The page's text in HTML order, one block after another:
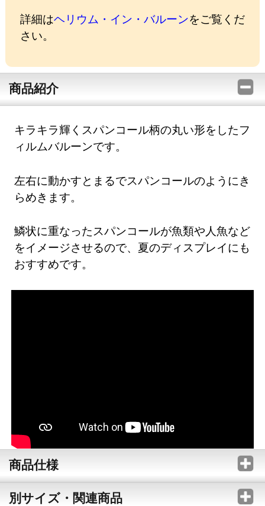
詳細はヘリウム・イン・バルーンをご覧くだ
さい。
商品紹介
キラキラ輝くスパンコール柄の丸い形をしたフ
ィルムバルーンです。
左右に動かすとまるでスパンコールのようにき
らめきます。
鱗状に重なったスパンコールが魚類や人魚など
をイメージさせるので、夏のディスプレイにも
おすすめです。
商品仕様
別サイズ・関連商品